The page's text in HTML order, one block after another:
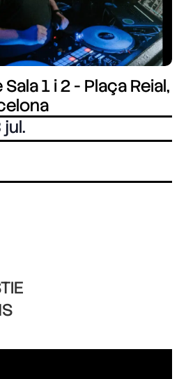
1 i 2 - Plaça Reial,
jul.